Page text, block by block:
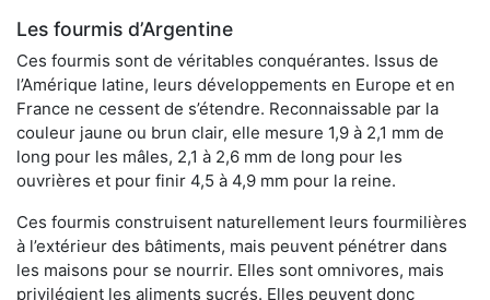
Les fourmis d’Argentine
Ces fourmis sont de véritables conquérantes. Issus de
l’Amérique latine, leurs développements en Europe et en
France ne cessent de s’étendre. Reconnaissable par la
couleur jaune ou brun clair, elle mesure 1,9 à 2,1 mm de
long pour les mâles, 2,1 à 2,6 mm de long pour les
ouvrières et pour finir 4,5 à 4,9 mm pour la reine.
Ces fourmis construisent naturellement leurs fourmilières
à l’extérieur des bâtiments, mais peuvent pénétrer dans
les maisons pour se nourrir. Elles sont omnivores, mais
privilégient les aliments sucrés. Elles peuvent donc